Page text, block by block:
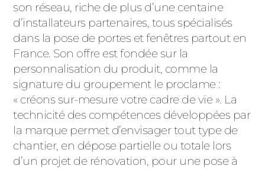
son réseau, riche de plus d’une centaine
d’installateurs partenaires, tous spécialisés
dans la pose de portes et fenêtres partout en
France. Son offre est fondée sur la
personnalisation du produit, comme la
signature du groupement le proclame :
« créons sur-mesure votre cadre de vie ». La
technicité des compétences développées par
la marque permet d’envisager tout type de
chantier, en dépose partielle ou totale lors
d’un projet de rénovation, pour une pose à
ACIER